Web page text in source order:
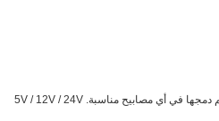
منخفضة التكلفة ومدمجة للغاية، مرنة ليتم دمجها في أي مصابيح مناسبة. 5V / 12V / 24V